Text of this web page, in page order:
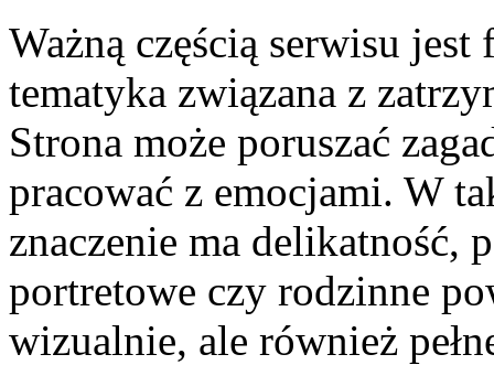
Ważną częścią serwisu
tematyka związana z
Strona może poruszać
pracować z emocjami. W
znaczenie ma delikatność,
portretowe czy rodzinne
wizualnie, ale również